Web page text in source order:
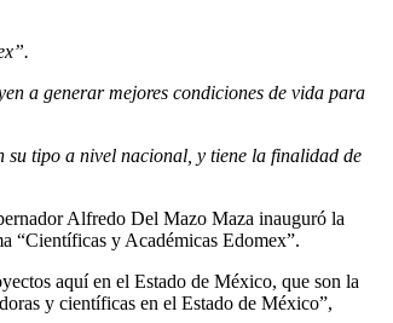
a generar mejores condiciones de vida para
su tipo a nivel nacional, y tiene la finalidad de
Alfredo Del Mazo Maza inauguró la
“Científicas y Académicas Edomex”.
aquí en el Estado de México, que son la
y científicas en el Estado de México”,